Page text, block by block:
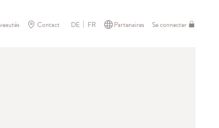
Contact DE FR Partenaires Se connecter